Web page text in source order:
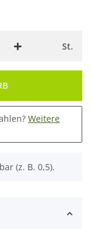
St.
Weitere
(z. B. 0,5).